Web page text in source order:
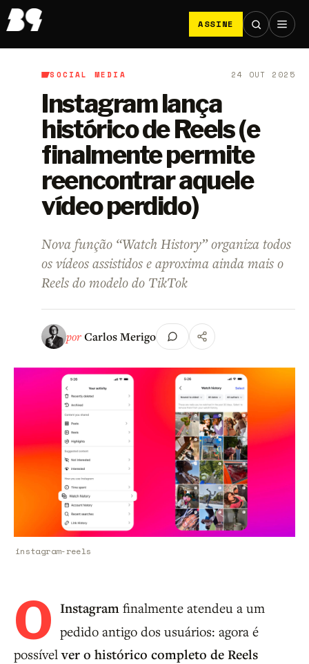
ASSINE
B9/Social Media
SOCIAL MEDIA 24 OUT 2025
Instagram lança
histórico de Reels (e
finalmente permite
reencontrar aquele
vídeo perdido)
Nova função “Watch History” organiza todos
os vídeos assistidos e aproxima ainda mais o
Reels do modelo do TikTok
porCarlos Merigo
instagram-reels
O Instagram finalmente atendeu a um
pedido antigo dos usuários: agora é
possívelver o histórico completo de Reels